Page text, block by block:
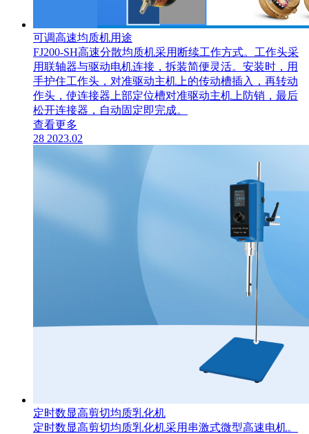
可调高速均质机用途
​FJ200-SH高速分散均质机采用断续工作方式。工作头采
用联轴器与驱动电机连接，拆装简便灵活。安装时，用
手护住工作头，对准驱动主机上的传动槽插入，再转动
作头，使连接器上部定位槽对准驱动主机上防销，最后
松开连接器，自动固定即完成。
查看更多
28 2023.02
定时数显高剪切均质乳化机
定时数显高剪切均质乳化机采用串激式微型高速电机。